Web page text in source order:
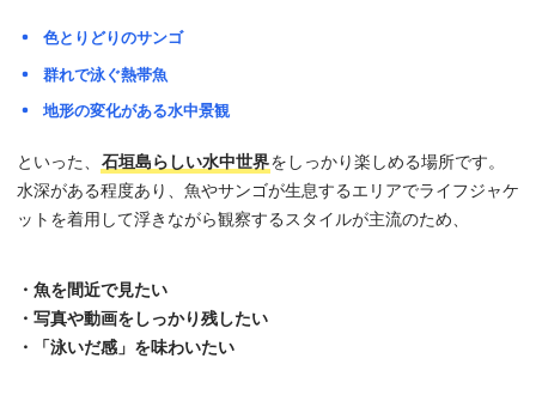
色とりどりのサンゴ
群れで泳ぐ熱帯魚
地形の変化がある水中景観
といった、 石垣島らしい水中世界をしっかり楽しめる場所です。
水深がある程度あり、魚やサンゴが生息するエリアでライフジャケ
ットを着用して浮きながら観察するスタイルが主流のため、
・魚を間近で見たい
・写真や動画をしっかり残したい
・「泳いだ感」を味わいたい